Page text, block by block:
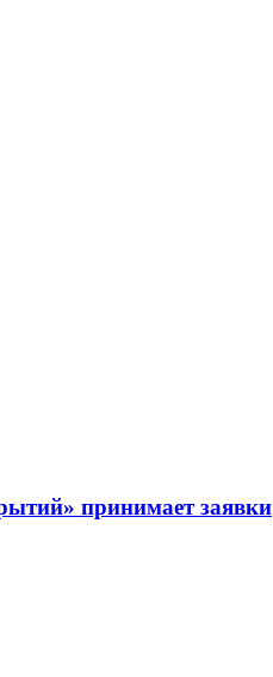
принимает заявки